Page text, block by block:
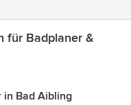
für Badplaner &
in Bad Aibling